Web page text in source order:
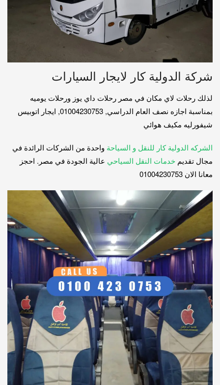
شركة الدولية كار لايجار السيارات
لذلك رحلات لاي مكان في مصر رحلات داي يوز ورحلات يوميه
بمناسبة اجازه نصف العام الدراسي, 01004230753, ايجار اتوبيس
شيفورليه مكيف هوائي
الشركه الدولية كار للنقل و السياحة واحدة من الشركات الرائدة في
مجال تقديم خدمات النقل السياحي عالية الجودة في مصر. احجز
معانا الان 01004230753